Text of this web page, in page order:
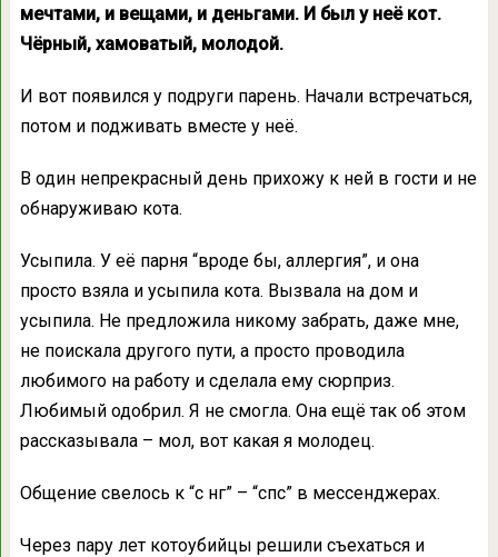
мечтами, и вещами, и деньгами. И был у неё кот.
Чёрный, хамоватый, молодой.
И вот появился у подруги парень. Начали встречаться,
потом и подживать вместе у неё.
В один непрекрасный день прихожу к ней в гости и не
обнаруживаю кота.
Усыпила. У её парня “вроде бы, аллергия”, и она
просто взяла и усыпила кота. Вызвала на дом и
усыпила. Не предложила никому забрать, даже мне,
не поискала другого пути, а просто проводила
любимого на работу и сделала ему сюрприз.
Любимый одобрил. Я не смогла. Она ещё так об этом
рассказывала – мол, вот какая я молодец.
Общение свелось к “с нг” – “спс” в мессенджерах.
Через пару лет котоубийцы решили съехаться и